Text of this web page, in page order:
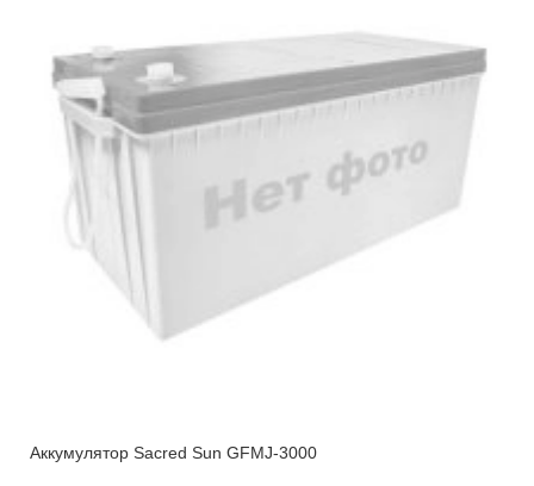
Аккумулятор Sacred Sun GFMJ-3000